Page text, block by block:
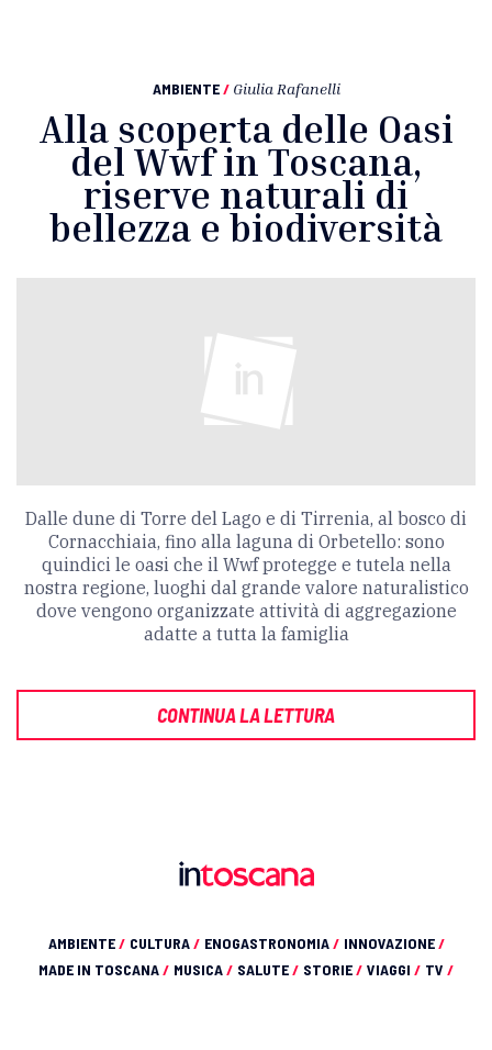
AMBIENTE / Giulia Rafanelli
Alla scoperta delle Oasi
del Wwf in Toscana,
riserve naturali di
bellezza e biodiversità
Dalle dune di Torre del Lago e di Tirrenia, al bosco di
Cornacchiaia, fino alla laguna di Orbetello: sono
quindici le oasi che il Wwf protegge e tutela nella
nostra regione, luoghi dal grande valore naturalistico
dove vengono organizzate attività di aggregazione
adatte a tutta la famiglia
CONTINUA LA LETTURA
AMBIENTE/ CULTURA/ ENOGASTRONOMIA/ INNOVAZIONE/
MADE IN TOSCANA/ MUSICA/ SALUTE/ STORIE/ VIAGGI / TV /